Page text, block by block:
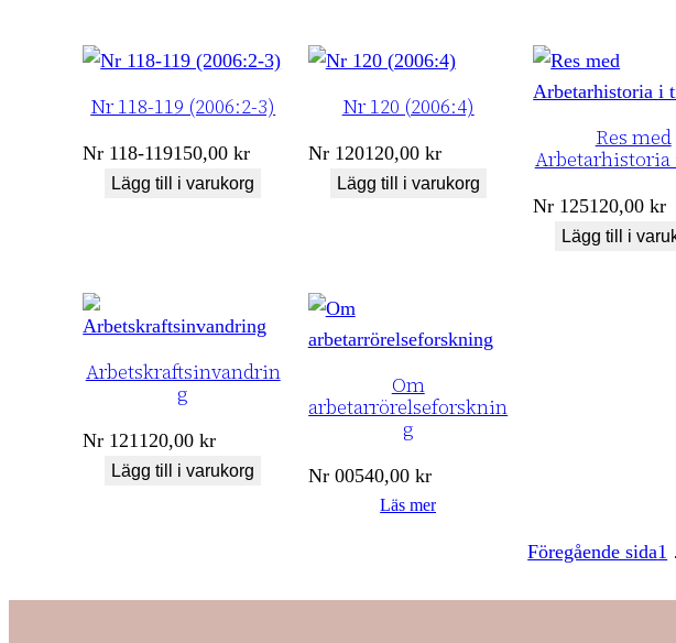
Nr 118-119 (2006:2-3)
Nr 118-119150,00kr
Lägg till i varukorg
Nr 120 (2006:4)
Nr 120120,00 kr
Lägg till i varukorg
Res med
Nr 125120,00kr
Lägg till i
Arbetskraftsinvandrin
g
Nr 121120,00kr
Lägg till i varukorg
Om
arbetarrörelseforsknin
g
Nr 00540,00 kr
Läs mer
Föregående sida1